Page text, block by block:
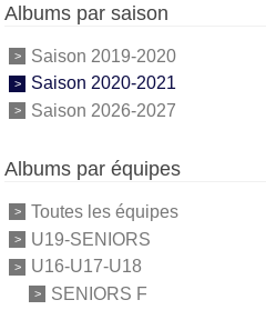
Albums par saison
Saison 2019-2020
Saison 2020-2021
Saison 2026-2027
Albums par équipes
Toutes les équipes
U19-SENIORS
U16-U17-U18
SENIORS F